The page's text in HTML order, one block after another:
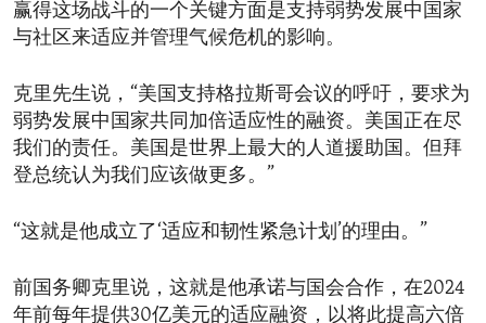
赢得这场战斗的一个关键方面是支持弱势发展中国家
与社区来适应并管理气候危机的影响。
克里先生说，“美国支持格拉斯哥会议的呼吁，要求为
弱势发展中国家共同加倍适应性的融资。美国正在尽
我们的责任。美国是世界上最大的人道援助国。但拜
登总统认为我们应该做更多。”
“这就是他成立了‘适应和韧性紧急计划’的理由。”
前国务卿克里说，这就是他承诺与国会合作，在2024
年前每年提供30亿美元的适应融资，以将此提高六倍